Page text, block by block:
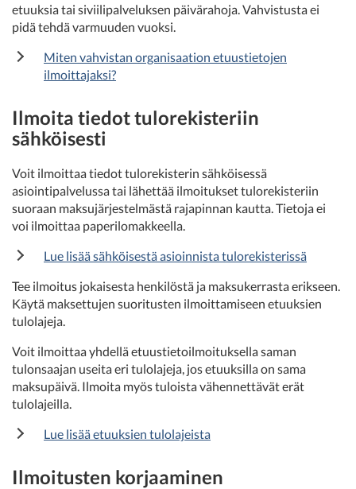
etuuksia tai siviilipalveluksen päivärahoja. Vahvistusta ei
pidä tehdä varmuuden vuoksi.
Miten vahvistan organisaation etuustietojen
ilmoittajaksi?
Ilmoita tiedot tulorekisteriin
sähköisesti
Voit ilmoittaa tiedot tulorekisterin sähköisessä
asiointipalvelussa tai lähettää ilmoitukset tulorekisteriin
suoraan maksujärjestelmästä rajapinnan kautta. Tietoja ei
voi ilmoittaa paperilomakkeella.
Lue lisää sähköisestä asioinnista tulorekisterissä
Tee ilmoitus jokaisesta henkilöstä ja maksukerrasta erikseen.
Käytä maksettujen suoritusten ilmoittamiseen etuuksien
tulolajeja.
Voit ilmoittaa yhdellä etuustietoilmoituksella saman
tulonsaajan useita eri tulolajeja, jos etuuksilla on sama
maksupäivä. Ilmoita myös tuloista vähennettävät erät
tulolajeilla.
Lue lisää etuuksien tulolajeista
Ilmoitusten korjaaminen